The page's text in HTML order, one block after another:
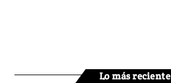
Lo más reciente